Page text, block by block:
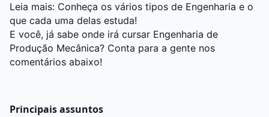
Leia mais: Conheça os vários tipos de Engenharia e o
que cada uma delas estuda!
E você, já sabe onde irá cursar Engenharia de
Produção Mecânica? Conta para a gente nos
comentários abaixo!
Principais assuntos